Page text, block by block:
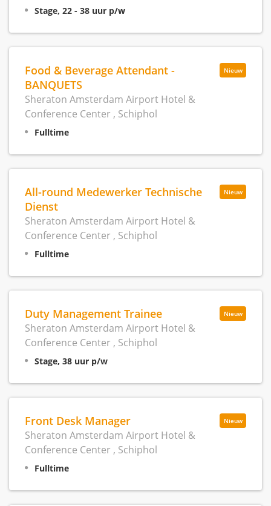
Stage, 22 - 38 uur p/w
Nieuw
Food & Beverage Attendant -
BANQUETS
Sheraton Amsterdam Airport Hotel &
Conference Center , Schiphol
Fulltime
Nieuw
All-round Medewerker Technische
Dienst
Sheraton Amsterdam Airport Hotel &
Conference Center , Schiphol
Fulltime
Nieuw
Duty Management Trainee
Sheraton Amsterdam Airport Hotel &
Conference Center , Schiphol
Stage, 38 uur p/w
Nieuw
Front Desk Manager
Sheraton Amsterdam Airport Hotel &
Conference Center , Schiphol
Fulltime